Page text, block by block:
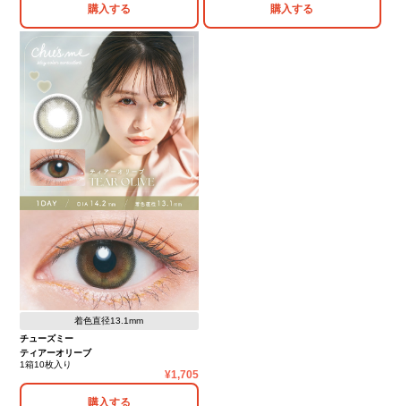
購入する 購入する
着色直径13.1mm
チューズミー
ティアーオリーブ
1箱10枚入り
1,705
購入する